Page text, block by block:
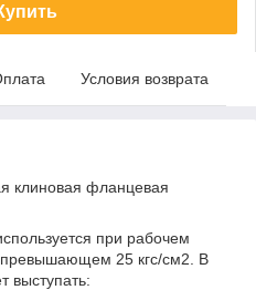
Условия возврата
клиновая фланцевая
при рабочем
превышающем 25 кгс/см2. В
выступать: